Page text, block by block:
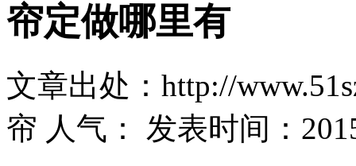
帘定做哪里有
文章出处：http://
帘 人气： 发表时间：